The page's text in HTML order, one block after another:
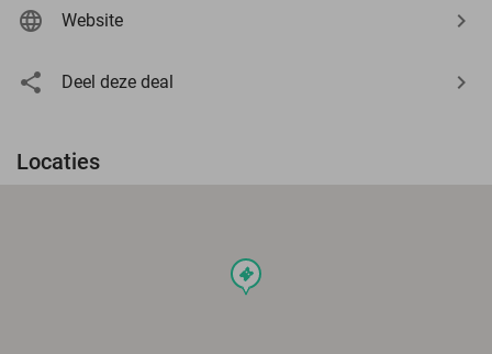
Website
Deel deze deal
Locaties
events